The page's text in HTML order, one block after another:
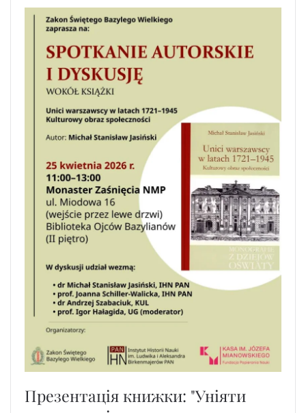
Презентація книжки: "Уніяти